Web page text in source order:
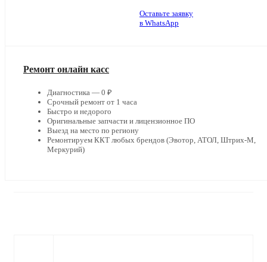
Оставьте заявку
в WhatsApp
Ремонт онлайн касс
Диагностика — 0 ₽
Срочный ремонт от 1 часа
Быстро и недорого
Оригинальные запчасти и лицензионное ПО
Выезд на место по региону
Ремонтируем ККТ любых брендов (Эвотор, АТОЛ, Штрих-М,
Меркурий)